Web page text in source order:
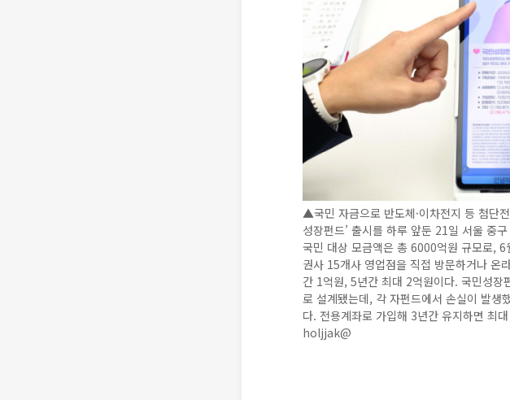
▲국민 자금으로 반도체·이차전지 등 첨단
성장펀드’ 출시를 하루 앞둔 21일 서울 중
국민 대상 모금액은 총 6000억원 규모로,
권사 15개사 영업점을 직접 방문하거나 온
간 1억원, 5년간 최대 2억원이다. 국민성
로 설계됐는데, 각 자펀드에서 손실이 발
다. 전용계좌로 가입해 3년간 유지하면 최
holjjak@